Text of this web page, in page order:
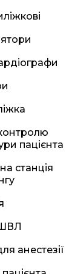
пацієнта
станція
анестезії